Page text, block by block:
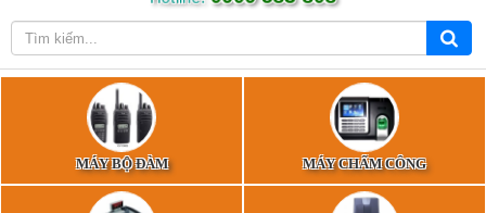
MÁY BỘ ĐÀM MÁY CHẤM CÔNG